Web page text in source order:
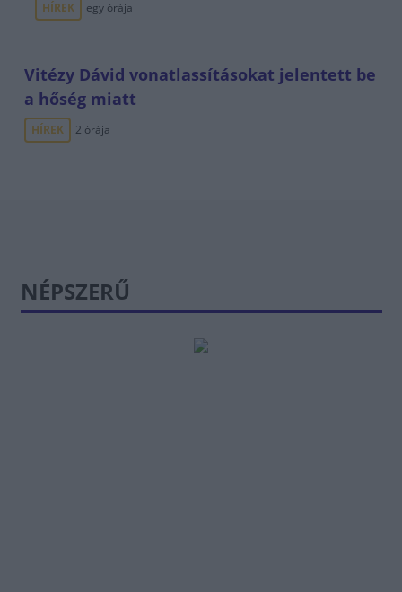
HÍREK egy órája
Vitézy Dávid vonatlassításokat jelentett be
a hőség miatt
HÍREK 2 órája
NÉPSZERŰ